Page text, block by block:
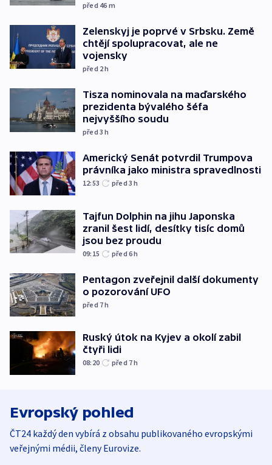
před 46 m
Zelenskyj je poprvé v Srbsku. Země
chtějí spolupracovat, ale ne
vojensky
před 2h
Tisza nominovala na maďarského
prezidenta bývalého šéfa
nejvyššího soudu
před 3h
Americký Senát potvrdil Trumpova
právníka jako ministra spravedlnosti
12:53 před 3h
Tajfun Dolphin na jihu Japonska
zranil šest lidí, desítky tisíc domů
jsou bez proudu
09:15 před 6h
Pentagon zveřejnil další dokumenty
o pozorování UFO
před 7h
Ruský útok na Kyjev a okolí zabil
čtyři lidi
08:20 před 7h
Evropský pohled
ČT24 každý den vybírá z obsahu publikovaného evropskými
veřejnými médii, členy Eurovize.